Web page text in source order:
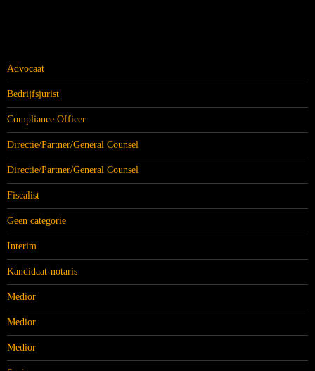
Advocaat
Bedrijfsjurist
Compliance Officer
Directie/Partner/General Counsel
Directie/Partner/General Counsel
Fiscalist
Geen categorie
Interim
Kandidaat-notaris
Medior
Medior
Medior